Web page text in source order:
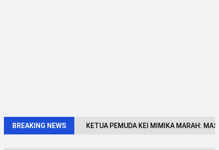
BREAKING NEWS KETUA PEMUDA KEI MIMIKA MARAH: